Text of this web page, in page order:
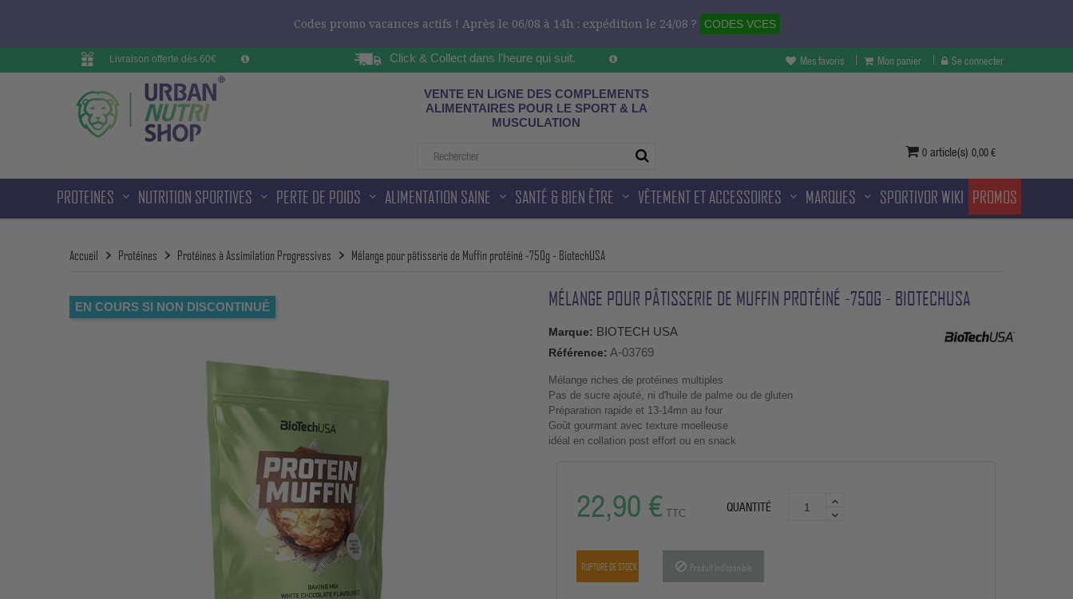
Codes promo vacances actifs ! Après le 06/08 à 14h : expédition le 24/08 ? CODES VCES
Livraison offerte dès 60€ Click & Collect dans l'heure qui suit.
Sur les horaires d'ouvertures à Melun et sans frais
additionnelle.
Mes favoris Mon panier Se connecter
VENTE EN LIGNE DES COMPLEMENTS
ALIMENTAIRES POUR LE SPORT & LA
MUSCULATION
0 article(s) 0,00 €
PROTEINES NUTRITION SPORTIVES PERTE DE POIDS ALIMENTATION SAINE SANTÉ & BIEN ÊTRE VÊTEMENT ET ACCESSOIRES MARQUES SPORTIVOR WIKI PROMOS
Accueil Protéines Protéines à Assimilation Progressives Mélange pour pâtisserie de Muffin protéiné -750g - BiotechUSA
EN COURS SI NON DISCONTINUÉ MÉLANGE POUR PÂTISSERIE DE MUFFIN PROTÉINÉ -750G - BIOTECHUSA
Marque: BIOTECH USA
Référence: A-03769
Mélange riches de protéines multiples
Pas de sucre ajouté, ni d'huile de palme ou de gluten
Préparation rapide et 13-14mn au four
Goût gourmant avec texture moelleuse
idéal en collation post effort ou en snack
22,90 € TTC QUANTITÉ
RUPTURE DE STOCK Produit indisponible